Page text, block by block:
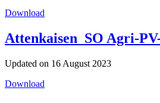
Download
Attenkaisen_SO Agri-
Updated on 16 August 2023
Download